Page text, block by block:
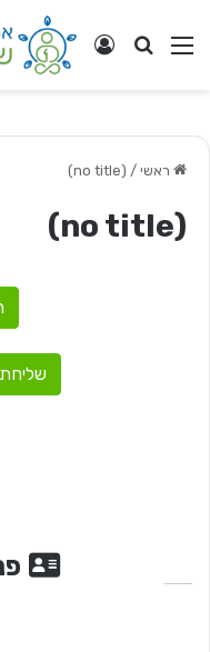
ניווט באתר
חפש התחבר
ראשי /
(no title)
(no title)